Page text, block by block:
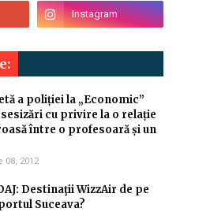
a poliției la „Economic”
sesizări cu privire la o relație
între o profesoară și un
08, 2012
Destinaţii WizzAir de pe
Suceava?